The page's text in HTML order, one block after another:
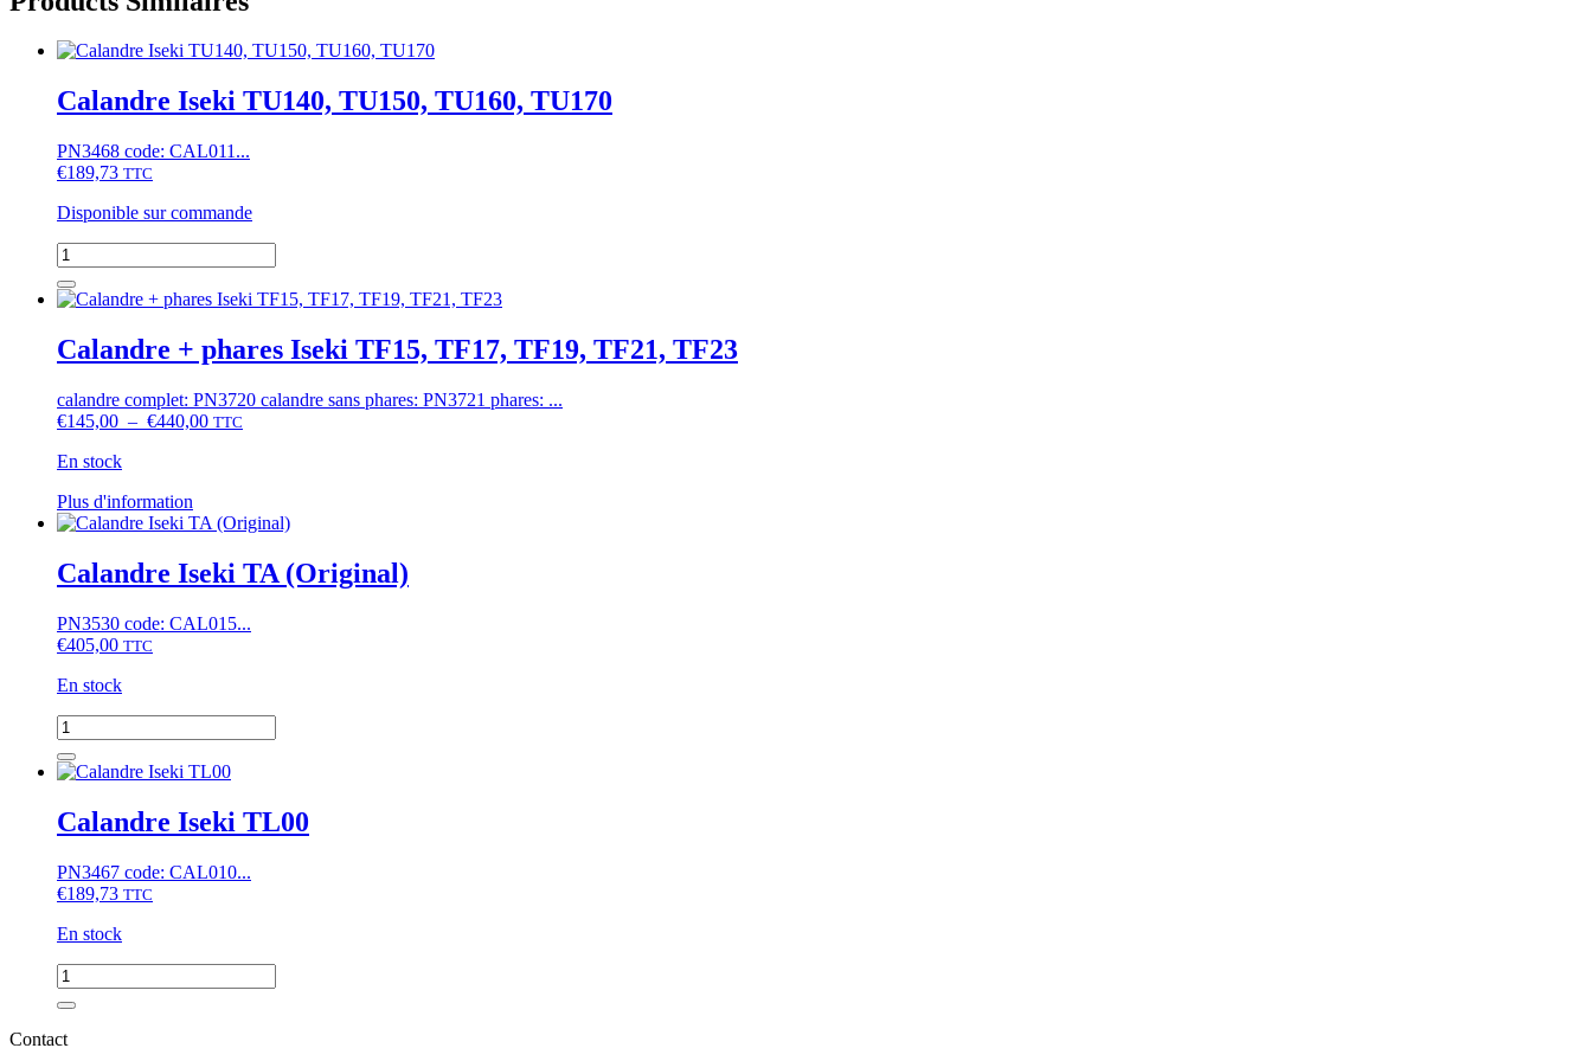
Calandre Iseki TU140, TU150, TU160, TU170
PN3468 code: CAL011...
€189,73 TTC
Disponible sur commande
quantité
de
Calandre
TU140,
TU150,
TU170
Calandre + phares Iseki TF15, TF17, TF19, TF21, TF23
calandre complet: PN3720 calandre sans phares: PN3721 phares: ...
€145,00 – €440,00Plage
€440,00
TTC
En stock
Plus d'information
produit
plusieurs
variations.
options
sur
la
du
Calandre Iseki TA (Original)
PN3530 code: CAL015...
€405,00 TTC
En stock
quantité
de
Calandre
TA
(Original)
Calandre Iseki TL00
PN3467 code: CAL010...
€189,73 TTC
En stock
quantité
de
Calandre
Iseki
Contact